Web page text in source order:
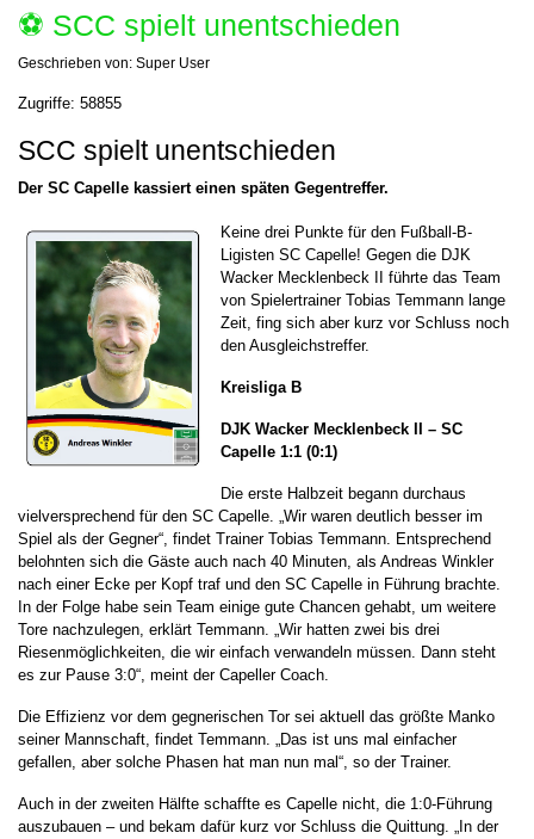
⚽️ SCC spielt unentschieden
Geschrieben von: Super User
Zugriffe: 58855
SCC spielt unentschieden
Der SC Capelle kassiert einen späten Gegentreffer.
Keine drei Punkte für den Fußball-B-
Ligisten SC Capelle! Gegen die DJK
Wacker Mecklenbeck II führte das Team
von Spielertrainer Tobias Temmann lange
Zeit, fing sich aber kurz vor Schluss noch
den Ausgleichstreffer.
Kreisliga B
DJK Wacker Mecklenbeck II – SC
Capelle 1:1 (0:1)
Die erste Halbzeit begann durchaus
vielversprechend für den SC Capelle. „Wir waren deutlich besser im
Spiel als der Gegner“, findet Trainer Tobias Temmann. Entsprechend
belohnten sich die Gäste auch nach 40 Minuten, als Andreas Winkler
nach einer Ecke per Kopf traf und den SC Capelle in Führung brachte.
In der Folge habe sein Team einige gute Chancen gehabt, um weitere
Tore nachzulegen, erklärt Temmann. „Wir hatten zwei bis drei
Riesenmöglichkeiten, die wir einfach verwandeln müssen. Dann steht
es zur Pause 3:0“, meint der Capeller Coach.
Die Effizienz vor dem gegnerischen Tor sei aktuell das größte Manko
seiner Mannschaft, findet Temmann. „Das ist uns mal einfacher
gefallen, aber solche Phasen hat man nun mal“, so der Trainer.
Auch in der zweiten Hälfte schaffte es Capelle nicht, die 1:0-Führung
auszubauen – und bekam dafür kurz vor Schluss die Quittung. „In der